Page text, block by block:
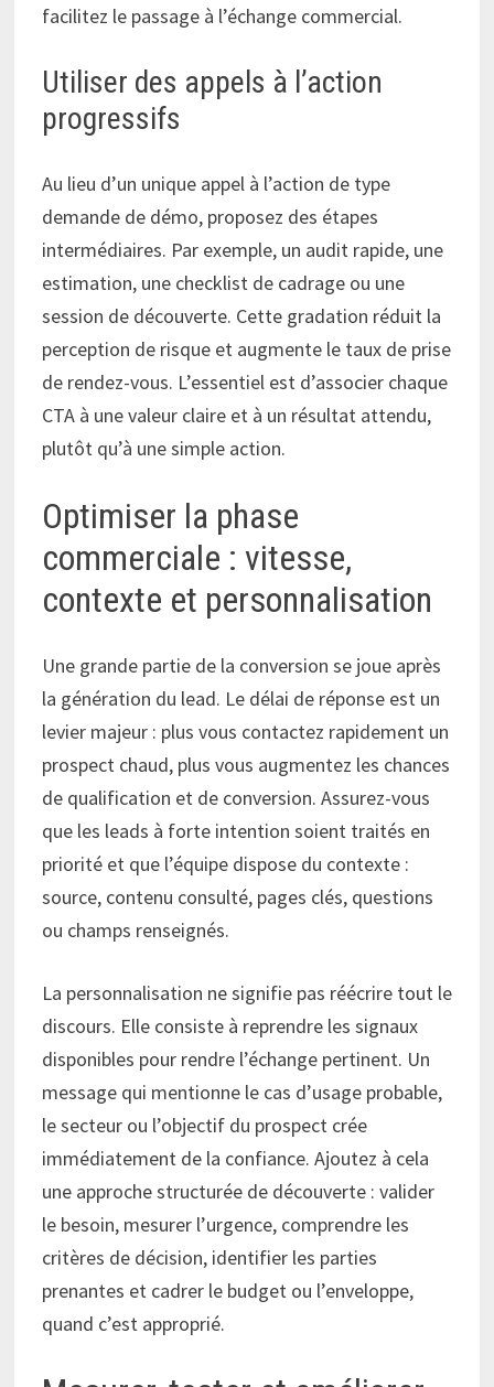
facilitez le passage à l’échange commercial.
Utiliser des appels à l’action
progressifs
Au lieu d’un unique appel à l’action de type
demande de démo, proposez des étapes
intermédiaires. Par exemple, un audit rapide, une
estimation, une checklist de cadrage ou une
session de découverte. Cette gradation réduit la
perception de risque et augmente le taux de prise
de rendez-vous. L’essentiel est d’associer chaque
CTA à une valeur claire et à un résultat attendu,
plutôt qu’à une simple action.
Optimiser la phase
commerciale : vitesse,
contexte et personnalisation
Une grande partie de la conversion se joue après
la génération du lead. Le délai de réponse est un
levier majeur : plus vous contactez rapidement un
prospect chaud, plus vous augmentez les chances
de qualification et de conversion. Assurez-vous
que les leads à forte intention soient traités en
priorité et que l’équipe dispose du contexte :
source, contenu consulté, pages clés, questions
ou champs renseignés.
La personnalisation ne signifie pas réécrire tout le
discours. Elle consiste à reprendre les signaux
disponibles pour rendre l’échange pertinent. Un
message qui mentionne le cas d’usage probable,
le secteur ou l’objectif du prospect crée
immédiatement de la confiance. Ajoutez à cela
une approche structurée de découverte : valider
le besoin, mesurer l’urgence, comprendre les
critères de décision, identifier les parties
prenantes et cadrer le budget ou l’enveloppe,
quand c’est approprié.